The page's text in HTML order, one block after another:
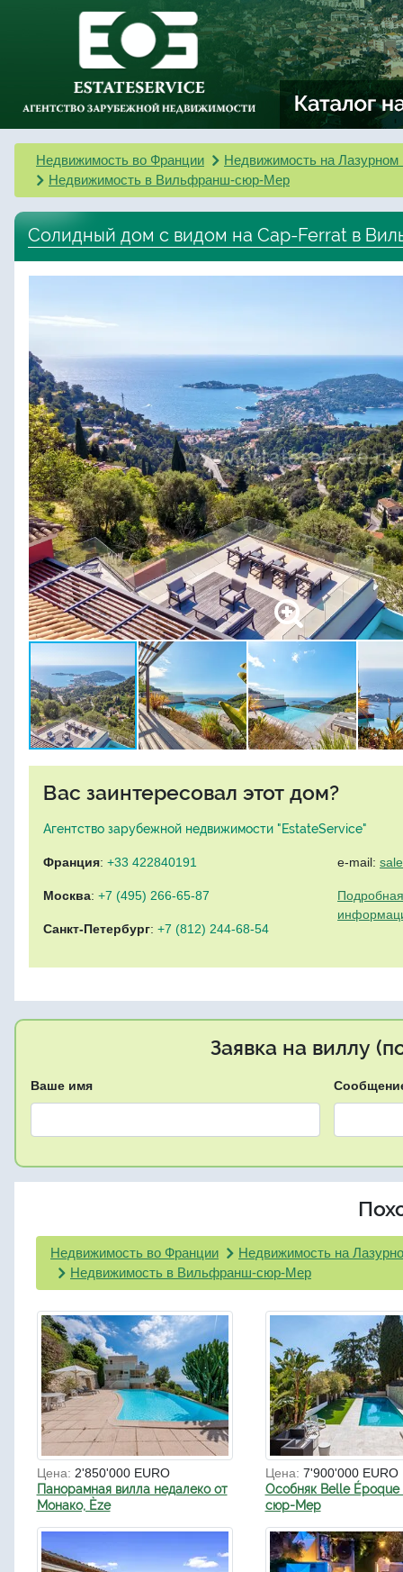
Недвижимость во Франции
Недвижимость на Лазурном
Недвижимость в Вильфранш-сюр-Мер
Солидный дом с видом на Cap-Ferrat в
Вас заинтересовал этот дом?
Агентство зарубежной недвижимости "EstateService"
Франция: +33 422840191
Москва: +7 (495) 266-65-87
Санкт-Петербург: +7 (812) 244-68-54
e-mail:
Заявка на виллу
Ваше имя
Недвижимость во Франции
Недвижимость на
Недвижимость в Вильфранш-сюр-Мер
Цена: 2'850'000 EURO
Панорамная вилла недалеко от
Монако, Èze
Цена: 7'900'000 EURO
Особняк Belle Époque
сюр-Мер